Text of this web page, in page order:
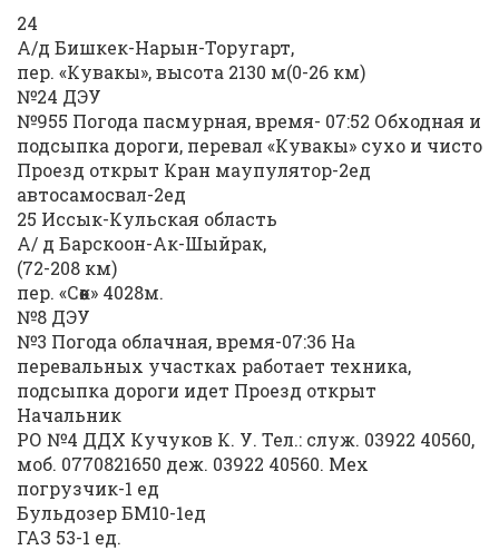
24
А/д Бишкек-Нарын-Торугарт,
пер. «Кувакы», высота 2130 м(0-26 км)
№24 ДЭУ
№955 Погода пасмурная, время- 07:52 Обходная и
подсыпка дороги, перевал «Кувакы» сухо и чисто
Проезд открыт Кран маупулятор-2ед
автосамосвал-2ед
25 Иссык-Кульская область
А/ д Барскоон-Ак-Шыйрак,
(72-208 км)
пер. «Сөөк» 4028м.
№8 ДЭУ
№3 Погода облачная, время-07:36 На
перевальных участках работает техника,
подсыпка дороги идет Проезд открыт
Начальник
РО №4 ДДХ Кучуков К. У. Тел.: служ. 03922 40560,
моб. 0770821650 деж. 03922 40560. Мех
погрузчик-1 ед
Бульдозер БМ10-1ед
ГАЗ 53-1 ед.